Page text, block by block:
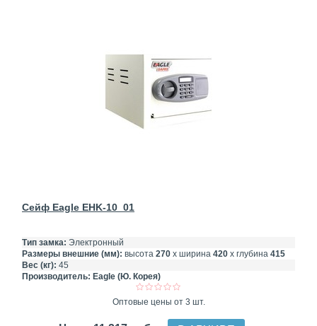
Сейф Eagle EHK-10_01
Тип замка: Электронный
Размеры внешние (мм): высота 270 х ширина 420 х глубина 415
Вес (кг): 45
Производитель: Eagle (Ю. Корея)
Оптовые цены от 3 шт.